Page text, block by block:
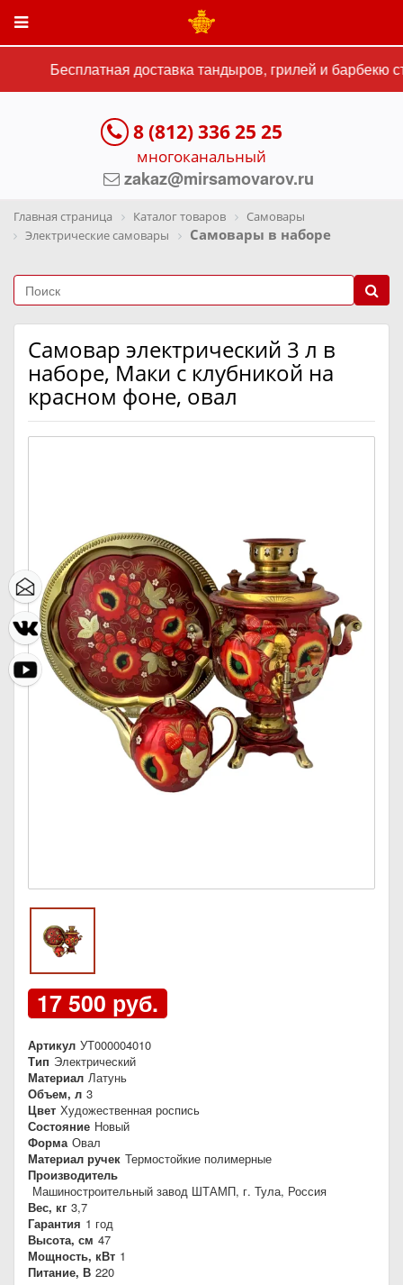
Бесплатная доставка тандыров, грилей и барбекю
8 (812) 336 25 25
многоканальный
zakaz@mirsamovarov.ru
Главная страница Каталог товаров
Самовары
Электрические самовары
Самовары в наборе
Самовар электрический 3 л в
наборе, Маки с клубникой на
красном фоне, овал
17 500 руб.
Артикул УТ000004010
Тип Электрический
Материал Латунь
Объем, л 3
Цвет Художественная роспись
Состояние Новый
Форма Овал
Материал ручек Термостойкие полимерные
Производитель
Машиностроительный завод ШТАМП, г. Тула, Россия
Вес, кг 3,7
Гарантия 1 год
Высота, см 47
Мощность, кВт 1
Питание, В 220